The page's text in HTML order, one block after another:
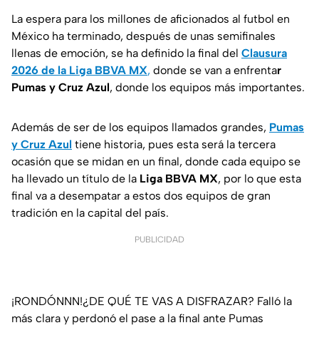
La espera para los millones de aficionados al futbol en
México ha terminado, después de unas semifinales
llenas de emoción, se ha definido la final del Clausura
2026 de la Liga BBVA MX, donde se van a enfrentar
Pumas y Cruz Azul, donde los equipos más importantes.
Además de ser de los equipos llamados grandes, Pumas
y Cruz Azul tiene historia, pues esta será la tercera
ocasión que se midan en un final, donde cada equipo se
ha llevado un título de la Liga BBVA MX, por lo que esta
final va a desempatar a estos dos equipos de gran
tradición en la capital del país.
PUBLICIDAD
¡RONDÓNNN!¿DE QUÉ TE VAS A DISFRAZAR? Falló la
más clara y perdonó el pase a la final ante Pumas